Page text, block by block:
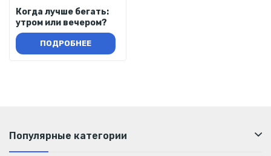
Когда лучше бегать:
утром или вечером?
ПОДРОБНЕЕ
Популярные категории